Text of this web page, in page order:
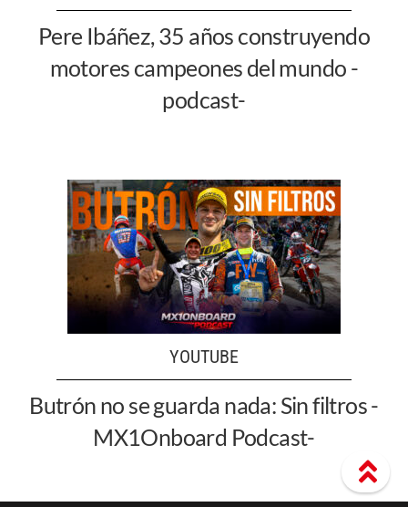
Pere Ibáñez, 35 años construyendo
motores campeones del mundo -
podcast-
YOUTUBE
Butrón no se guarda nada: Sin filtros -
MX1Onboard Podcast-